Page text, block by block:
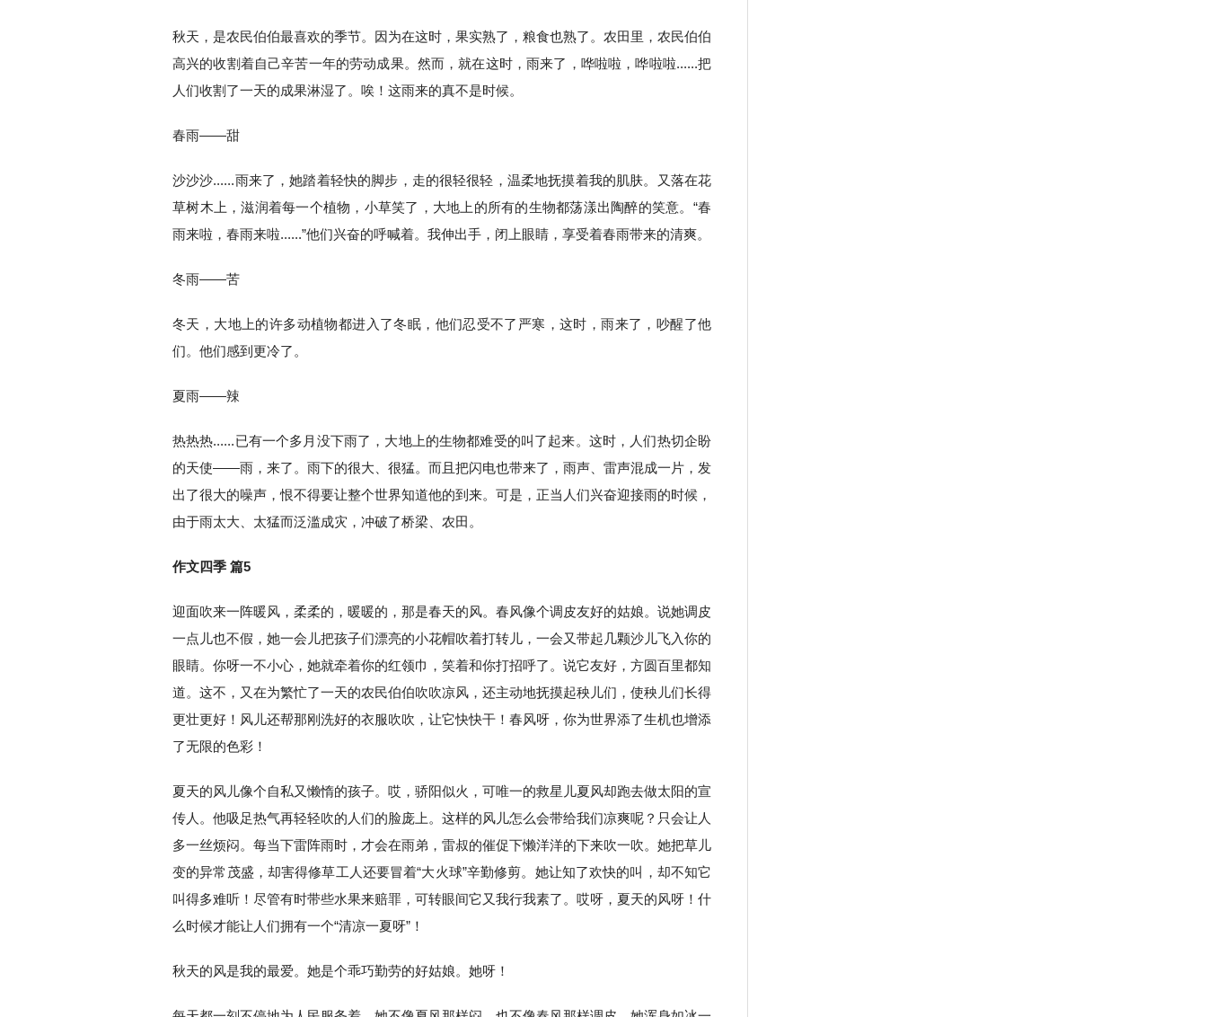
秋天，是农民伯伯最喜欢的季节。因为在这时，果实熟了，粮食也熟了。农田里，农民伯伯
高兴的收割着自己辛苦一年的劳动成果。然而，就在这时，雨来了，哗啦啦，哗啦啦......把
人们收割了一天的成果淋湿了。唉！这雨来的真不是时候。
春雨——甜
沙沙沙......雨来了，她踏着轻快的脚步，走的很轻很轻，温柔地抚摸着我的肌肤。又落在花
草树木上，滋润着每一个植物，小草笑了，大地上的所有的生物都荡漾出陶醉的笑意。“春
雨来啦，春雨来啦......”他们兴奋的呼喊着。我伸出手，闭上眼睛，享受着春雨带来的清爽。
冬雨——苦
冬天，大地上的许多动植物都进入了冬眠，他们忍受不了严寒，这时，雨来了，吵醒了他
们。他们感到更冷了。
夏雨——辣
热热热......已有一个多月没下雨了，大地上的生物都难受的叫了起来。这时，人们热切企盼
的天使——雨，来了。雨下的很大、很猛。而且把闪电也带来了，雨声、雷声混成一片，发
出了很大的噪声，恨不得要让整个世界知道他的到来。可是，正当人们兴奋迎接雨的时候，
由于雨太大、太猛而泛滥成灾，冲破了桥梁、农田。
作文四季 篇5
迎面吹来一阵暖风，柔柔的，暖暖的，那是春天的风。春风像个调皮友好的姑娘。说她调皮
一点儿也不假，她一会儿把孩子们漂亮的小花帽吹着打转儿，一会又带起几颗沙儿飞入你的
眼睛。你呀一不小心，她就牵着你的红领巾，笑着和你打招呼了。说它友好，方圆百里都知
道。这不，又在为繁忙了一天的农民伯伯吹吹凉风，还主动地抚摸起秧儿们，使秧儿们长得
更壮更好！风儿还帮那刚洗好的衣服吹吹，让它快快干！春风呀，你为世界添了生机也增添
了无限的色彩！
夏天的风儿像个自私又懒惰的孩子。哎，骄阳似火，可唯一的救星儿夏风却跑去做太阳的宣
传人。他吸足热气再轻轻吹的人们的脸庞上。这样的风儿怎么会带给我们凉爽呢？只会让人
多一丝烦闷。每当下雷阵雨时，才会在雨弟，雷叔的催促下懒洋洋的下来吹一吹。她把草儿
变的异常茂盛，却害得修草工人还要冒着“大火球”辛勤修剪。她让知了欢快的叫，却不知它
叫得多难听！尽管有时带些水果来赔罪，可转眼间它又我行我素了。哎呀，夏天的风呀！什
么时候才能让人们拥有一个“清凉一夏呀”！
秋天的风是我的最爱。她是个乖巧勤劳的好姑娘。她呀！